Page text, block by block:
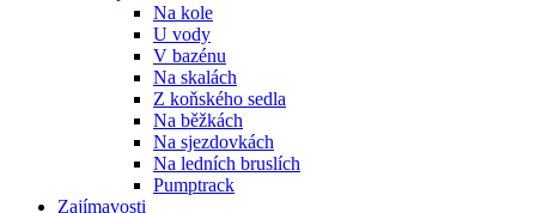
Na kole
U vody
V bazénu
Na skalách
Z koňského sedla
Na běžkách
Na sjezdovkách
Na ledních bruslích
Pumptrack
Zajímavosti